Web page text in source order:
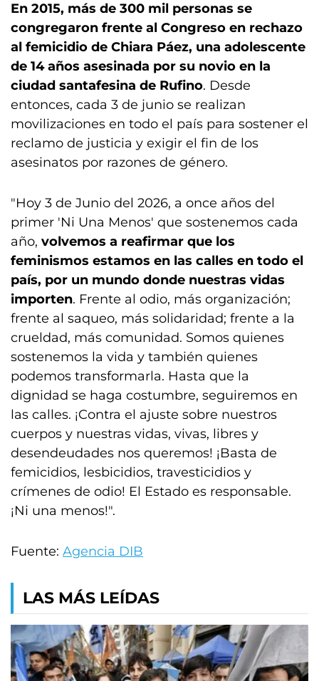
En 2015, más de 300 mil personas se
congregaron frente al Congreso en rechazo
al femicidio de Chiara Páez, una adolescente
de 14 años asesinada por su novio en la
ciudad santafesina de Rufino. Desde
entonces, cada 3 de junio se realizan
movilizaciones en todo el país para sostener el
reclamo de justicia y exigir el fin de los
asesinatos por razones de género.
"Hoy 3 de Junio del 2026, a once años del
primer 'Ni Una Menos' que sostenemos cada
año, volvemos a reafirmar que los
feminismos estamos en las calles en todo el
país, por un mundo donde nuestras vidas
importen. Frente al odio, más organización;
frente al saqueo, más solidaridad; frente a la
crueldad, más comunidad. Somos quienes
sostenemos la vida y también quienes
podemos transformarla. Hasta que la
dignidad se haga costumbre, seguiremos en
las calles. ¡Contra el ajuste sobre nuestros
cuerpos y nuestras vidas, vivas, libres y
desendeudades nos queremos! ¡Basta de
femicidios, lesbicidios, travesticidios y
crímenes de odio! El Estado es responsable.
¡Ni una menos!".
Fuente: Agencia DIB
LAS MÁS LEÍDAS